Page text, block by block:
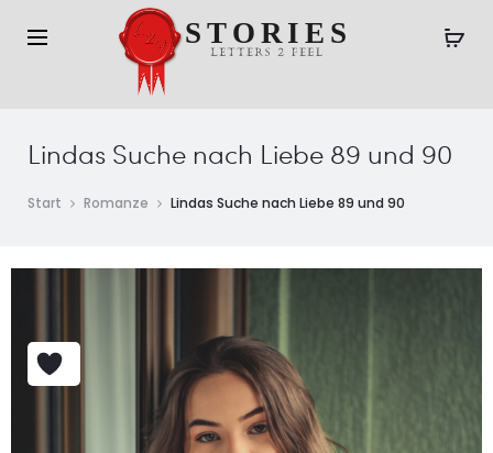
Lindas Suche nach Liebe 89 und 90
Start Romanze Lindas Suche nach Liebe 89 und 90